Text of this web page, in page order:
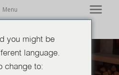
Menu
you might be
language.
change to: